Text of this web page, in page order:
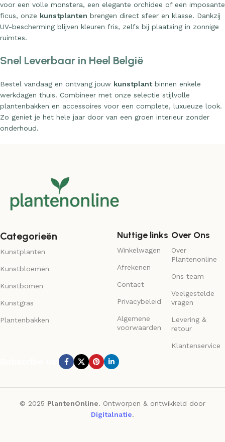
voor een volle monstera, een elegante orchidee of een imposante
ficus, onze kunstplanten brengen direct sfeer en klasse. Dankzij
UV-bescherming blijven kleuren fris, zelfs bij plaatsing in zonnige
ruimtes.
Snel Leverbaar in Heel België
Bestel vandaag en ontvang jouw kunstplantbinnen enkele
werkdagen thuis. Combineer met onze selectie stijlvolle
plantenbakken en accessoires voor een complete, luxueuze look.
Zo geniet je het hele jaar door van een groen interieur zonder
onderhoud.
Categorieën
Kunstplanten
Kunstbloemen
Kunstbomen
Kunstgras
Plantenbakken
Nuttige links
Winkelwagen
Afrekenen
Contact
Privacybeleid
Algemene
voorwaarden
Over Ons
Over
Plantenonline
Ons team
Veelgestelde
vragen
Levering &
retour
Klantenservice
© 2025 PlantenOnline. Ontworpen & ontwikkeld door
Digitalnatie.